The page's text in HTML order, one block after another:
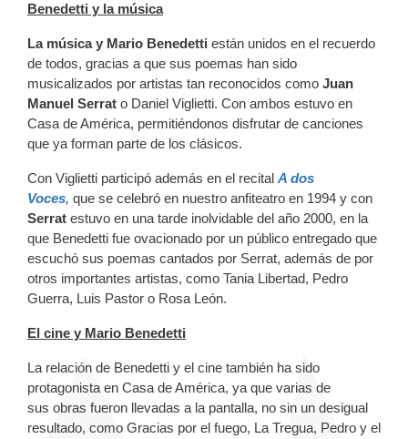
Benedetti y la música
La música y Mario Benedetti están unidos en el recuerdo
de todos, gracias a que sus poemas han sido
musicalizados por artistas tan reconocidos como Juan
Manuel Serrat o Daniel Viglietti. Con ambos estuvo en
Casa de América, permitiéndonos disfrutar de canciones
que ya forman parte de los clásicos.
Con Viglietti participó además en el recital A dos
Voces, que se celebró en nuestro anfiteatro en 1994 y con
Serrat estuvo en una tarde inolvidable del año 2000, en la
que Benedetti fue ovacionado por un público entregado que
escuchó sus poemas cantados por Serrat, además de por
otros importantes artistas, como Tania Libertad, Pedro
Guerra, Luis Pastor o Rosa León.
El cine y Mario Benedetti
La relación de Benedetti y el cine también ha sido
protagonista en Casa de América, ya que varias de
sus obras fueron llevadas a la pantalla, no sin un desigual
resultado, como Gracias por el fuego, La Tregua, Pedro y el